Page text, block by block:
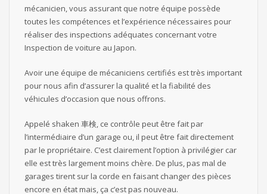
mécanicien, vous assurant que notre équipe possède
toutes les compétences et l’expérience nécessaires pour
réaliser des inspections adéquates concernant votre
Inspection de voiture au Japon.
Avoir une équipe de mécaniciens certifiés est très important
pour nous afin d’assurer la qualité et la fiabilité des
véhicules d’occasion que nous offrons.
Appelé shaken 車検, ce contrôle peut être fait par
l’intermédiaire d’un garage ou, il peut être fait directement
par le propriétaire. C’est clairement l’option à privilégier car
elle est très largement moins chère. De plus, pas mal de
garages tirent sur la corde en faisant changer des pièces
encore en état mais, ça c’est pas nouveau.